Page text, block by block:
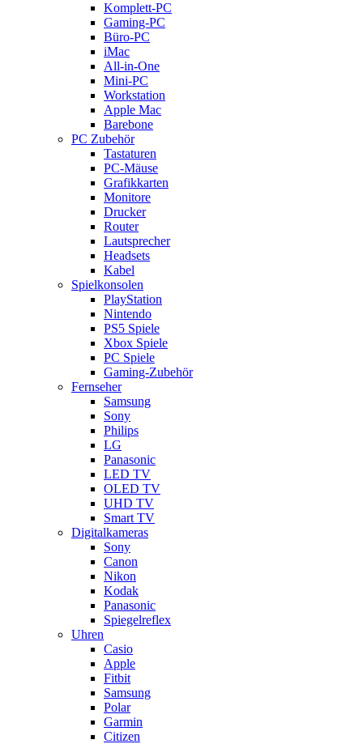
Komplett-PC
Gaming-PC
Büro-PC
iMac
All-in-One
Mini-PC
Workstation
Apple Mac
Barebone
PC Zubehör
Tastaturen
PC-Mäuse
Grafikkarten
Monitore
Drucker
Router
Lautsprecher
Headsets
Kabel
Spielkonsolen
PlayStation
Nintendo
PS5 Spiele
Xbox Spiele
PC Spiele
Gaming-Zubehör
Fernseher
Samsung
Sony
Philips
LG
Panasonic
LED TV
OLED TV
UHD TV
Smart TV
Digitalkameras
Sony
Canon
Nikon
Kodak
Panasonic
Spiegelreflex
Uhren
Casio
Apple
Fitbit
Samsung
Polar
Garmin
Citizen